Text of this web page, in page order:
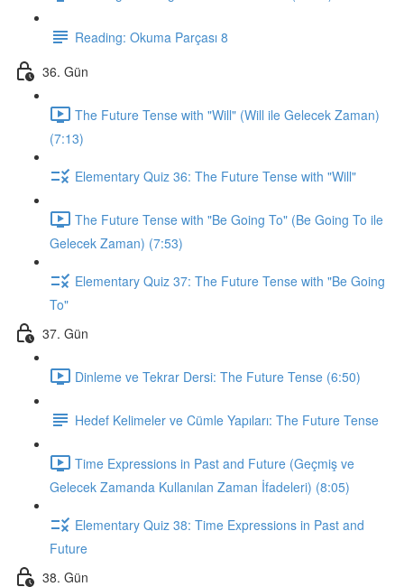
Reading: Okuma Parçası 8
36. Gün
The Future Tense with "Will" (Will ile Gelecek Zaman)
(7:13)
Elementary Quiz 36: The Future Tense with "Will"
The Future Tense with "Be Going To" (Be Going To ile
Gelecek Zaman) (7:53)
Elementary Quiz 37: The Future Tense with "Be Going
To"
37. Gün
Dinleme ve Tekrar Dersi: The Future Tense (6:50)
Hedef Kelimeler ve Cümle Yapıları: The Future Tense
Time Expressions in Past and Future (Geçmiş ve
Gelecek Zamanda Kullanılan Zaman İfadeleri) (8:05)
Elementary Quiz 38: Time Expressions in Past and
Future
38. Gün